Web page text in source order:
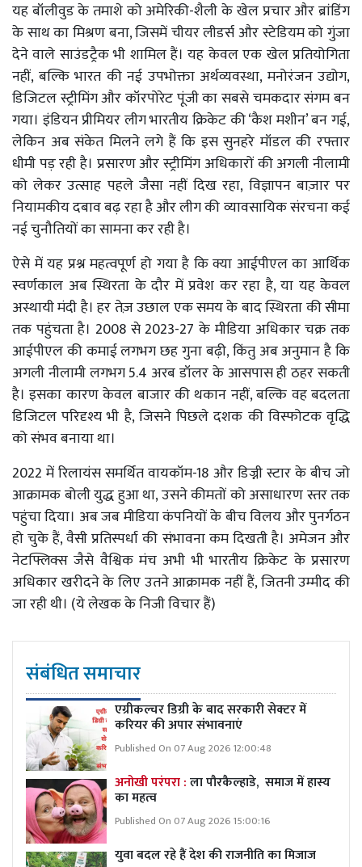
यह बॉलीवुड के तमाशे को अमेरिकी-शैली के खेल प्रचार और ब्रांडिंग
के साथ का मिश्रण बना, जिसमें चीयर लीडर्स और स्टेडियम को गुंजा
देने वाले साउंडट्रैक भी शामिल हैं। यह केवल एक खेल प्रतियोगिता
नहीं, बल्कि भारत की नई उपभोक्ता अर्थव्यवस्था, मनोरंजन उद्योग,
डिजिटल स्ट्रीमिंग और कॉरपोरेट पूंजी का सबसे चमकदार संगम बन
गया। इंडियन प्रीमियर लीग भारतीय क्रिकेट की ‘कैश मशीन’ बन गई,
लेकिन अब संकेत मिलने लगे हैं कि इस सुनहरे मॉडल की रफ्तार
धीमी पड़ रही है। प्रसारण और स्ट्रीमिंग अधिकारों की अगली नीलामी
को लेकर उत्साह पहले जैसा नहीं दिख रहा, विज्ञापन बाज़ार पर
नियामकीय दबाव बढ़ रहा है और लीग की व्यावसायिक संरचना कई
नई चुनौतियों का सामना कर रही है।
ऐसे में यह प्रश्न महत्वपूर्ण हो गया है कि क्या आईपीएल का आर्थिक
स्वर्णकाल अब स्थिरता के दौर में प्रवेश कर रहा है, या यह केवल
अस्थायी मंदी है। हर तेज़ उछाल एक समय के बाद स्थिरता की सीमा
तक पहुंचता है। 2008 से 2023-27 के मीडिया अधिकार चक्र तक
आईपीएल की कमाई लगभग छह गुना बढ़ी, किंतु अब अनुमान है कि
अगली नीलामी लगभग 5.4 अरब डॉलर के आसपास ही ठहर सकती
है। इसका कारण केवल बाजार की थकान नहीं, बल्कि वह बदलता
डिजिटल परिदृश्य भी है, जिसने पिछले दशक की विस्फोटक वृद्धि
को संभव बनाया था।
2022 में रिलायंस समर्थित वायकॉम-18 और डिज्नी स्टार के बीच जो
आक्रामक बोली युद्ध हुआ था, उसने कीमतों को असाधारण स्तर तक
पहुंचा दिया। अब जब मीडिया कंपनियों के बीच विलय और पुनर्गठन
हो चुके हैं, वैसी प्रतिस्पर्धा की संभावना कम दिखती है। अमेजन और
नेटफ्लिक्स जैसे वैश्विक मंच अभी भी भारतीय क्रिकेट के प्रसारण
अधिकार खरीदने के लिए उतने आक्रामक नहीं हैं, जितनी उम्मीद की
जा रही थी। (ये लेखक के निजी विचार हैं)
संबंधित समाचार
एग्रीकल्चर डिग्री के बाद सरकारी सेक्टर में
करियर की अपार संभावनाएं
Published On 07 Aug 2026 12:00:48
अनोखी परंपरा :ला पौरकैल्हाडे, समाज में हास्य
का महत्व
Published On 07 Aug 2026 15:00:16
युवा बदल रहे हैं देश की राजनीति का मिजाज